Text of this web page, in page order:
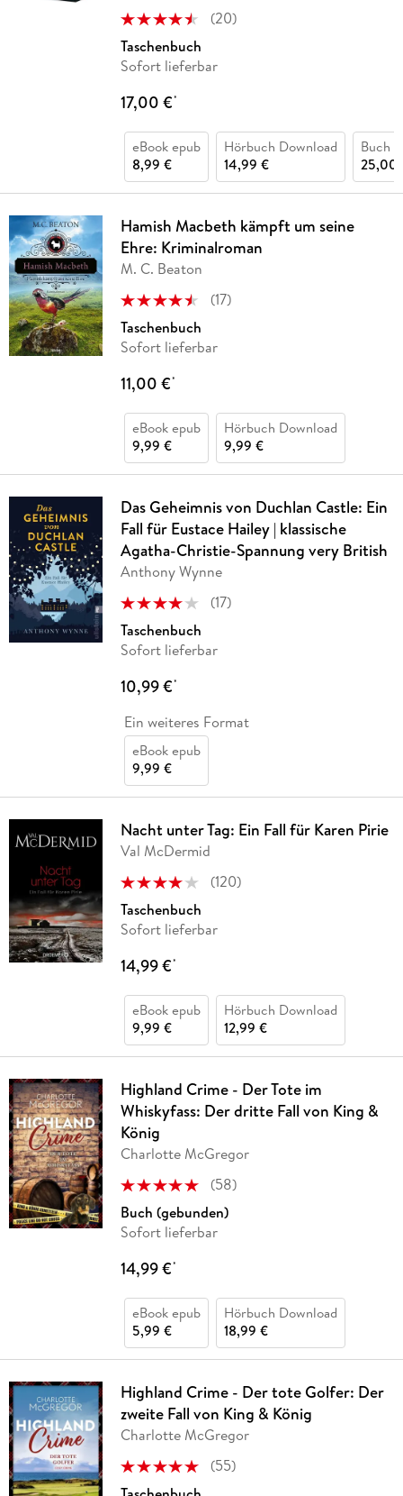
(20)
Taschenbuch
Sofort lieferbar
17,00 €*
eBook epub
8,99 €
Hörbuch Download
14,99 €
Buch
25,00
Hamish Macbeth kämpft um seine
Ehre: Kriminalroman
M. C. Beaton
(17)
Taschenbuch
Sofort lieferbar
11,00 €*
eBook epub
9,99 €
Hörbuch Download
9,99 €
Das Geheimnis von Duchlan Castle: Ein
Fall für Eustace Hailey | klassische
Agatha-Christie-Spannung very British
Anthony Wynne
(17)
Taschenbuch
Sofort lieferbar
10,99 €*
Ein weiteres Format
eBook epub
9,99 €
Nacht unter Tag: Ein Fall für Karen Pirie
Val McDermid
(120)
Taschenbuch
Sofort lieferbar
14,99 €*
eBook epub
9,99 €
Hörbuch Download
12,99 €
Highland Crime - Der Tote im
Whiskyfass: Der dritte Fall von King &
König
Charlotte McGregor
(58)
Buch (gebunden)
Sofort lieferbar
14,99 €*
eBook epub
5,99 €
Hörbuch Download
18,99 €
Highland Crime - Der tote Golfer: Der
zweite Fall von King & König
Charlotte McGregor
(55)